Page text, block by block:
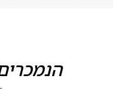
הנמכרים